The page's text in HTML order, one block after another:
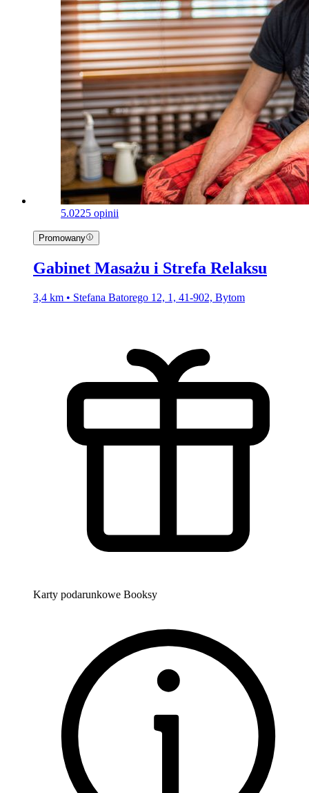
5.0225 opinii
Promowany
Gabinet Masażu i Strefa Relaksu
3,4 km • Stefana Batorego 12, 1, 41-902, Bytom
Karty podarunkowe Booksy